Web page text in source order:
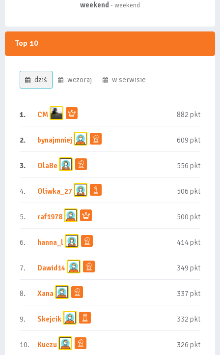
weekend- weekend
Top 10
dziś wczoraj w serwisie
1. CM 882 pkt
2. bynajmniej 609 pkt
3. OlaBe 556 pkt
4. Oliwka_27 506 pkt
5. raf1978 500 pkt
6. hanna_l 414 pkt
7. Dawid14 349 pkt
8. Xana 337 pkt
9. Skejcik 332 pkt
10. Kuczu 326 pkt